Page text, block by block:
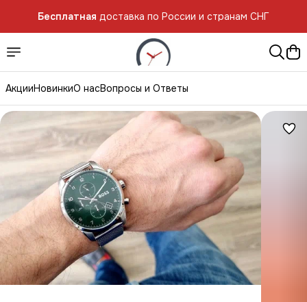
Бесплатная доставка по России и странам СНГ
доставка по России и странам СНГ
АкцииНовинкиО насВопросы и Ответы